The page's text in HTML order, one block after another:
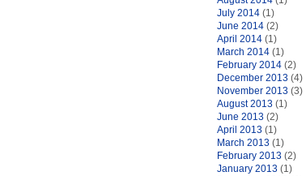
July 2014 (1)
June 2014 (2)
April 2014 (1)
March 2014 (1)
February 2014 (2)
December 2013 (4)
November 2013 (3)
August 2013 (1)
June 2013 (2)
April 2013 (1)
March 2013 (1)
February 2013 (2)
January 2013 (1)